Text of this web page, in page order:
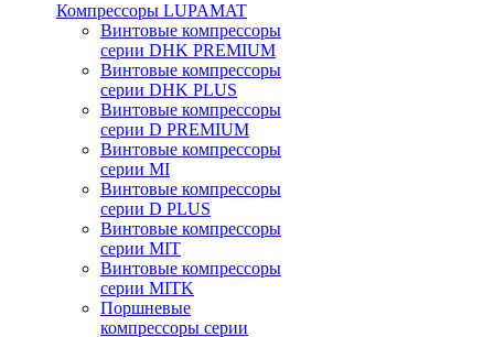
Компрессоры LUPAMAT
Винтовые компрессоры
серии DHK PREMIUM
Винтовые компрессоры
серии DHK PLUS
Винтовые компрессоры
серии D PREMIUM
Винтовые компрессоры
серии MI
Винтовые компрессоры
серии D PLUS
Винтовые компрессоры
серии MIT
Винтовые компрессоры
серии MITK
Поршневые
компрессоры серии